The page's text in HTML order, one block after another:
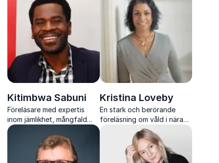
snabba
samhällsförändringar
värme och djup expertis.
Kitimbwa Sabuni
Föreläsare med expertis
inom jämlikhet, mångfald
och inkludering. Kitimbwa
Sabuni ger verktyg för att
motverka rasism och skapa
förändring.
Kristina Loveby
En stark och berörande
föreläsning om våld i nära
relationer och hur vi kan
upptäcka, förstå och hjälpa
utsatta kvinnor och barn.